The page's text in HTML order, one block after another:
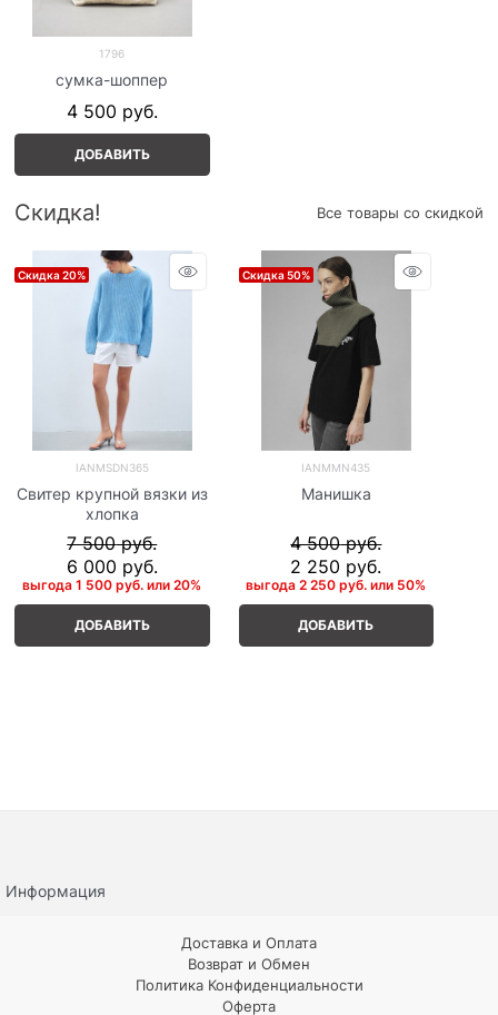
1796
сумка-шоппер
4 500 руб.
ДОБАВИТЬ
Скидка! Все товары со скидкой
Скидка 20%
IANMSDN365
Свитер крупной вязки из
хлопка
7 500 руб.
6 000 руб.
выгода1 500 руб. или20%
ДОБАВИТЬ
Скидка 50%
IANMMN435
Манишка
4 500 руб.
2 250 руб.
выгода2 250 руб. или 50%
ДОБАВИТЬ
Информация
Доставка и Оплата
Возврат и Обмен
Политика Конфиденциальности
Оферта